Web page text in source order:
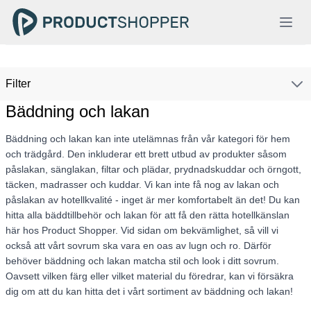
Filter
Bäddning och lakan
Bäddning och lakan kan inte utelämnas från vår kategori för hem
och trädgård. Den inkluderar ett brett utbud av produkter såsom
påslakan, sänglakan, filtar och plädar, prydnadskuddar och örngott,
täcken, madrasser och kuddar. Vi kan inte få nog av lakan och
påslakan av hotellkvalité - inget är mer komfortabelt än det! Du kan
hitta alla bäddtillbehör och lakan för att få den rätta hotellkänslan
här hos Product Shopper. Vid sidan om bekvämlighet, så vill vi
också att vårt sovrum ska vara en oas av lugn och ro. Därför
behöver bäddning och lakan matcha stil och look i ditt sovrum.
Oavsett vilken färg eller vilket material du föredrar, kan vi försäkra
dig om att du kan hitta det i vårt sortiment av bäddning och lakan!